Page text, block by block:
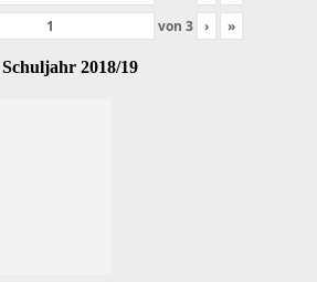
von 3 › »
Schuljahr 2018/19